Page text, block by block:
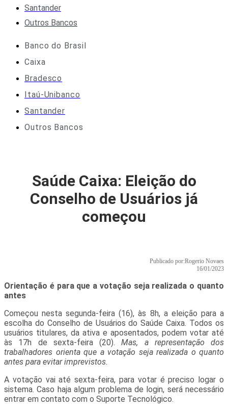
Santander
Outros Bancos
Banco do Brasil
Caixa
Bradesco
Itaú-Unibanco
Santander
Outros Bancos
Saúde Caixa: Eleição do
Conselho de Usuários já
começou
Publicado por:Rogerio Novaes
16/01/2023
Orientação é para que a votação seja realizada o quanto
antes
Começou nesta segunda-feira (16), às 8h, a eleição para a
escolha do Conselho de Usuários do Saúde Caixa. Todos os
usuários titulares, da ativa e aposentados, podem votar até
às 17h de sexta-feira (20).Mas, a representação dos
trabalhadores orienta que a votação seja realizada o quanto
antes para evitar imprevistos.
A votação vai até sexta-feira, para votar é preciso logar o
sistema. Caso haja algum problema de login, será necessário
entrar em contato com o Suporte Tecnológico.